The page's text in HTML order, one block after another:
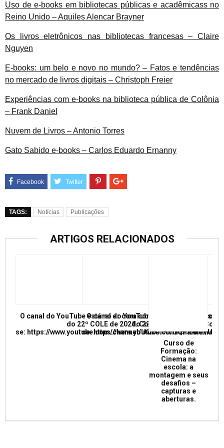
Uso de e-books em bibliotecas públicas e acadêmicass no
Reino Unido – Aquiles Alencar Brayner
Os livros eletrônicos nas bibliotecas francesas – Claire
Nguyen
E-books: um belo e novo no mundo? – Fatos e tendências
no mercado de livros digitais – Christoph Freier
Experiências com e-books na biblioteca pública de Colônia
– Frank Daniel
Nuvem de Livros – Antonio Torres
Gato Sabido e-books – Carlos Eduardo Ernanny
TAGS: Notícias Publicações
ARTIGOS RELACIONADOS
O canal do YouTube está no ar com conferências e mesas
do 22º COLE de 2021. Confira e inscreva
se: https://www.youtube.com/channel/
O canal do YouTube está no ar com
do 22º COLE de 2021.
se: https://www.youtube.com/channel/
Curso de
Formação:
Cinema na
escola: a
montagem e seus
desafios –
capturas e
aberturas.